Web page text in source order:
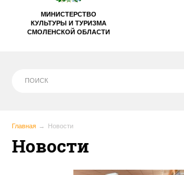
МИНИСТЕРСТВО
КУЛЬТУРЫ И ТУРИЗМА
СМОЛЕНСКОЙ ОБЛАСТИ
Главная Новости
Новости